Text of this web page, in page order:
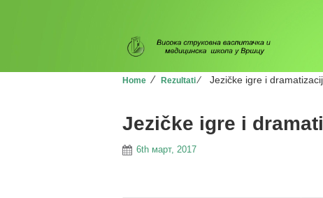
Home ⁄ Rezultati⁄ Jezičke igre i
Jezičke igre i
6th март, 2017